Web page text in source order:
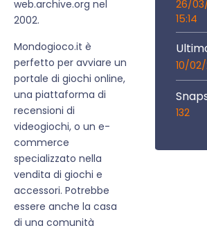
web.archive.org nel
2002.
Mondogioco.it è
perfetto per avviare un
portale di giochi online,
una piattaforma di
recensioni di
videogiochi, o un e-
commerce
specializzato nella
vendita di giochi e
accessori. Potrebbe
essere anche la casa
di una comunità
26/
15:14
10/02/
132